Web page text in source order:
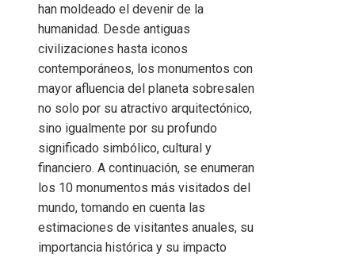
han moldeado el devenir de la
humanidad. Desde antiguas
civilizaciones hasta iconos
contemporáneos, los monumentos con
mayor afluencia del planeta sobresalen
no solo por su atractivo arquitectónico,
sino igualmente por su profundo
significado simbólico, cultural y
financiero. A continuación, se enumeran
los 10 monumentos más visitados del
mundo, tomando en cuenta las
estimaciones de visitantes anuales, su
importancia histórica y su impacto